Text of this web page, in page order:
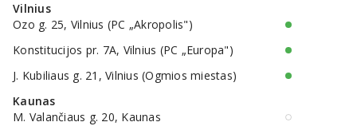
Vilnius
Ozo g. 25, Vilnius (PC „Akropolis")
Konstitucijos pr. 7A, Vilnius (PC „Europa")
J. Kubiliaus g. 21, Vilnius (Ogmios miestas)
Kaunas
M. Valančiaus g. 20, Kaunas